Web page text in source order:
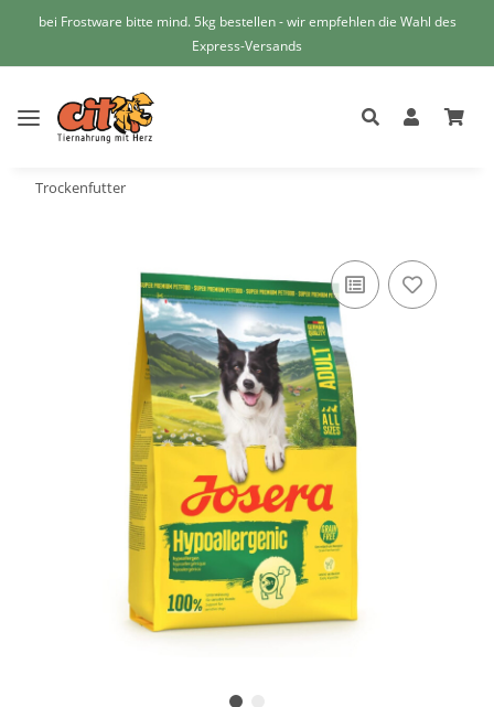
bei Frostware bitte mind. 5kg bestellen - wir empfehlen die Wahl des
Express-Versands
Trockenfutter